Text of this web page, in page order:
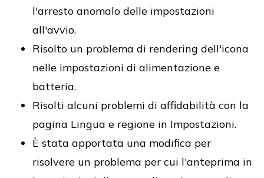
l'arresto anomalo delle impostazioni
all'avvio.
Risolto un problema di rendering dell'icona
nelle impostazioni di alimentazione e
batteria.
Risolti alcuni problemi di affidabilità con la
pagina Lingua e regione in Impostazioni.
È stata apportata una modifica per
risolvere un problema per cui l'anteprima in